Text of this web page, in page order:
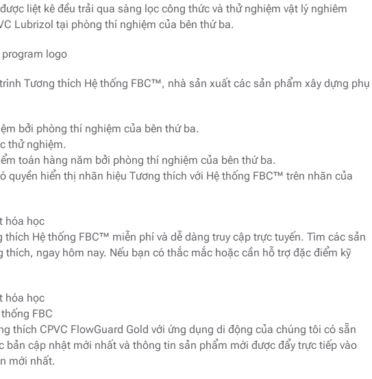
liệt kê đều trải qua sàng lọc công thức và thử nghiệm vật lý nghiêm
Lubrizol tại phòng thí nghiệm của bên thứ ba.
logo
Tương thích Hệ thống FBC™, nhà sản xuất các sản phẩm xây dựng phụ
bởi phòng thí nghiệm của bên thứ ba.
thử nghiệm.
toán hàng năm bởi phòng thí nghiệm của bên thứ ba.
quyền hiển thị nhãn hiệu Tương thích với Hệ thống FBC™ trên nhãn của
hóa học
Hệ thống FBC™ miễn phí và dễ dàng truy cập trực tuyến. Tìm các sản
ngay hôm nay. Nếu bạn có thắc mắc hoặc cần hỗ trợ đặc điểm kỹ
hóa học
FBC
thích CPVC FlowGuard Gold với ứng dụng di động của chúng tôi có sẵn
bản cập nhật mới nhất và thông tin sản phẩm mới được đẩy trực tiếp vào
mới nhất.